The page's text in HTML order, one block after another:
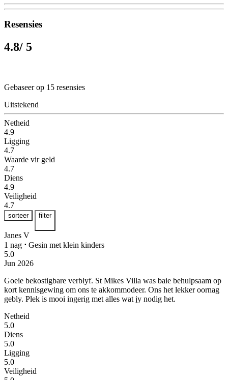
Resensies
4.8/ 5
Gebaseer op 15 resensies
Uitstekend
Netheid
4.9
Ligging
4.7
Waarde vir geld
4.7
Diens
4.9
Veiligheid
4.7
sorteer filter
Janes V
1 nag ⋅ Gesin met klein kinders
5.0
Jun 2026
Goeie bekostigbare verblyf. St Mikes Villa was baie behulpsaam op
kort kennisgewing om ons te akkommodeer. Ons het lekker oornag
gebly. Plek is mooi ingerig met alles wat jy nodig het.
Netheid
5.0
Diens
5.0
Ligging
5.0
Veiligheid